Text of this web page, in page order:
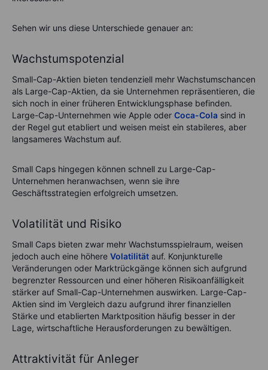
Sehen wir uns diese Unterschiede genauer an:
Wachstumspotenzial
Small-Cap-Aktien bieten tendenziell mehr Wachstumschancen
als Large-Cap-Aktien, da sie Unternehmen repräsentieren, die
sich noch in einer früheren Entwicklungsphase befinden.
Large-Cap-Unternehmen wie Apple oder Coca-Cola sind in
der Regel gut etabliert und weisen meist ein stabileres, aber
langsameres Wachstum auf.
Small Caps hingegen können schnell zu Large-Cap-
Unternehmen heranwachsen, wenn sie ihre
Geschäftsstrategien erfolgreich umsetzen.
Volatilität und Risiko
Small Caps bieten zwar mehr Wachstumsspielraum, weisen
jedoch auch eine höhere Volatilität auf. Konjunkturelle
Veränderungen oder Marktrückgänge können sich aufgrund
begrenzter Ressourcen und einer höheren Risikoanfälligkeit
stärker auf Small-Cap-Unternehmen auswirken. Large-Cap-
Aktien sind im Vergleich dazu aufgrund ihrer finanziellen
Stärke und etablierten Marktposition häufig besser in der
Lage, wirtschaftliche Herausforderungen zu bewältigen.
Attraktivität für Anleger